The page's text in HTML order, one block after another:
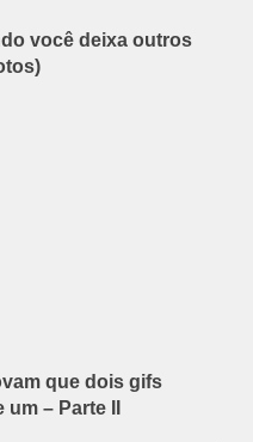
você deixa outros
que dois gifs
– Parte II